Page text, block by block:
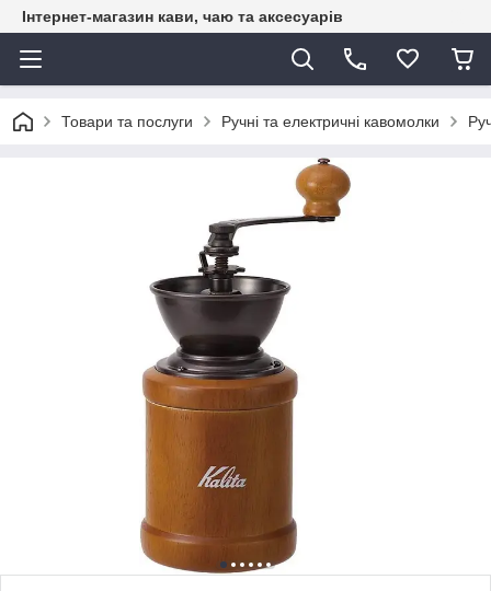
Інтернет-магазин кави, чаю та аксесуарів
Товари та послуги Ручні та електричні кавомолки